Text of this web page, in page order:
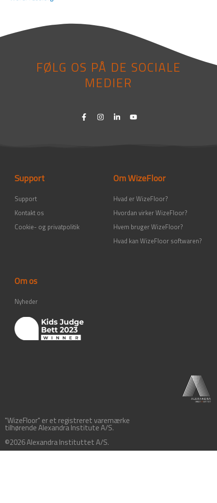
FØLG OS PÅ DE SOCIALE
MEDIER
F
a
I
n
L
i
-
i
Y
o
Support
Support
Kontakt os
Cookie- og privatpolitik
Om WizeFloor
Hvad er WizeFloor?
Hvordan virker WizeFloor?
Hvem bruger WizeFloor?
Hvad kan WizeFloor softwaren?
Om os
Nyheder
"WizeFloor" er et registreret varemærke
tilhørende Alexandra Institute A/S.
©2026 Alexandra Instituttet A/S.